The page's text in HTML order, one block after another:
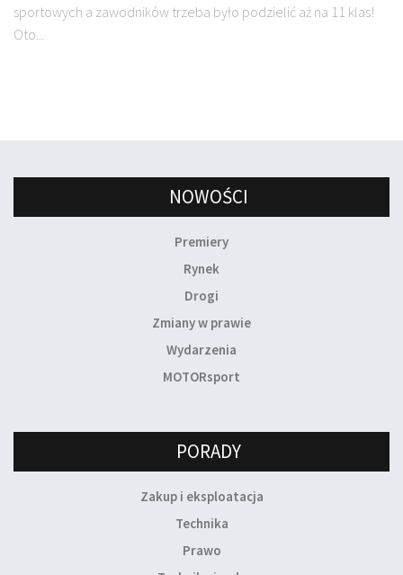
sportowych a zawodników trzeba było podzielić aż na 11 klas!
Oto...
NOWOŚCI
Premiery
Rynek
Drogi
Zmiany w prawie
Wydarzenia
MOTORsport
PORADY
Zakup i eksploatacja
Technika
Prawo